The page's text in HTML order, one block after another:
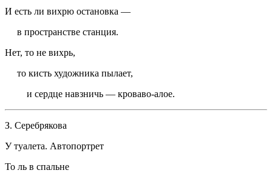
И есть ли вихрю остановка —
в пространстве станция.
Нет, то не вихрь,
то кисть художника пылает,
и сердце навзничь — кроваво-алое.
З. Серебрякова
У туалета. Автопортрет
То ль в спальне